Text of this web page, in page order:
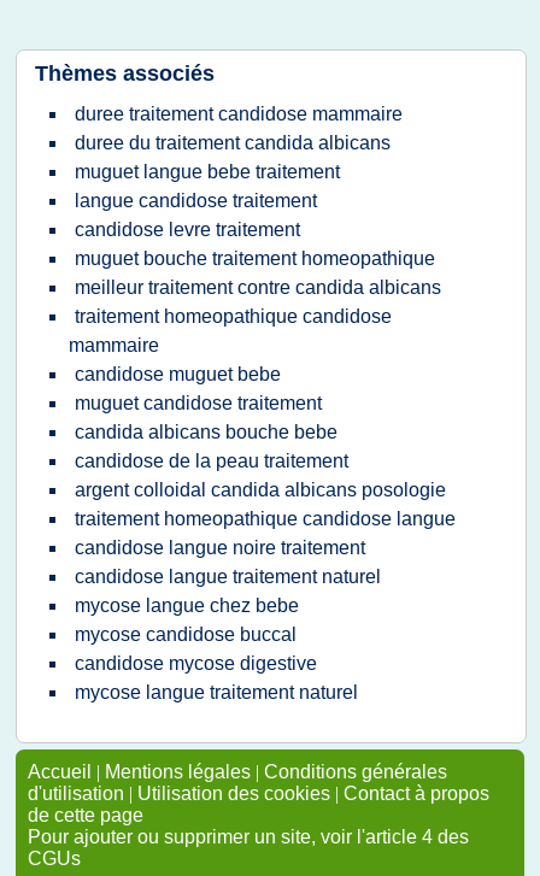
Thèmes associés
duree traitement candidose mammaire
duree du traitement candida albicans
muguet langue bebe traitement
langue candidose traitement
candidose levre traitement
muguet bouche traitement homeopathique
meilleur traitement contre candida albicans
traitement homeopathique candidose
mammaire
candidose muguet bebe
muguet candidose traitement
candida albicans bouche bebe
candidose de la peau traitement
argent colloidal candida albicans posologie
traitement homeopathique candidose langue
candidose langue noire traitement
candidose langue traitement naturel
mycose langue chez bebe
mycose candidose buccal
candidose mycose digestive
mycose langue traitement naturel
Accueil | Mentions légales | Conditions générales
d'utilisation | Utilisation des cookies | Contact à propos
de cette page
Pour ajouter ou supprimer un site, voir l'article 4 des
CGUs